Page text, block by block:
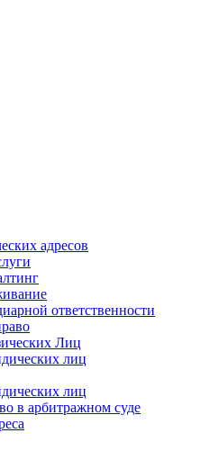
адресов
ответственности
Лиц
лиц
лиц
в арбитражном суде